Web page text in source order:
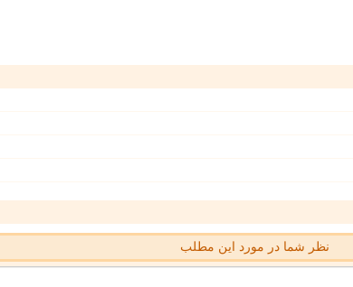
نظر شما در مورد این مطلب